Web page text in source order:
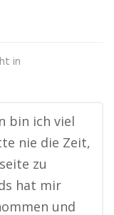
in
bin ich viel
nie die Zeit,
zu
hat mir
und